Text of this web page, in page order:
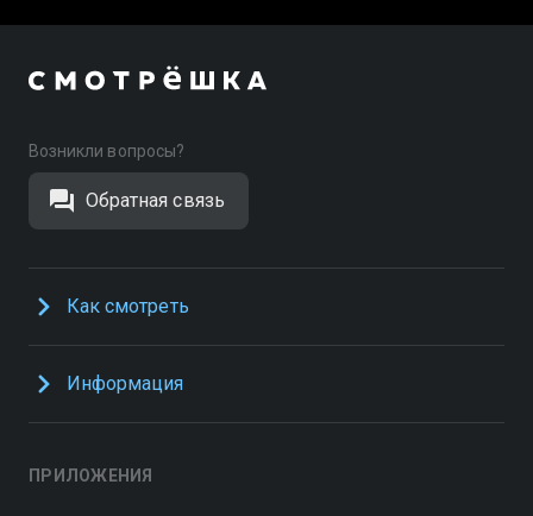
Возникли вопросы?
Обратная связь
Как смотреть
Информация
ПРИЛОЖЕНИЯ